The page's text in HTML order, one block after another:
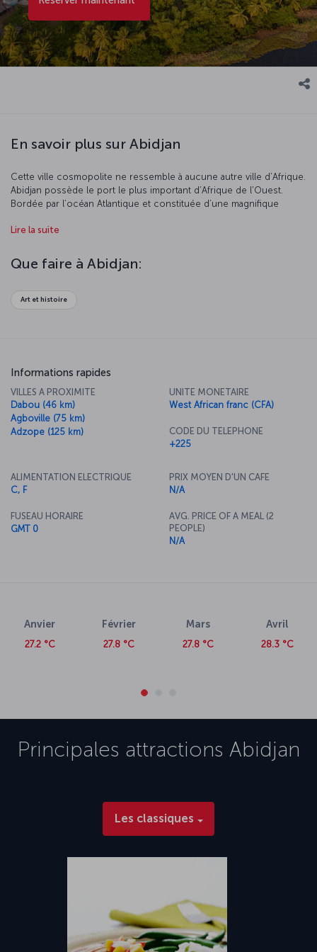
En savoir plus sur Abidjan
Cette ville cosmopolite ne ressemble à aucune autre ville d’Afrique.
Abidjan possède le port le plus important d’Afrique de l’Ouest.
Bordée par l’océan Atlantique et constituée d’une magnifique
grâce à son économie prospère et à ses nombreux centres
Lire la suite
Que faire à Abidjan:
Art et histoire
Informations rapides
VILLES A PROXIMITE
Dabou (46 km)
Agboville (75 km)
Adzope (125 km)
UNITE MONETAIRE
West African franc (CFA)
CODE DU TELEPHONE
+225
ALIMENTATION ELECTRIQUE
C, F
FUSEAU HORAIRE
GMT 0
PRIX MOYEN D'UN CAFE
N/A
AVG. PRICE OF A MEAL (2
PEOPLE)
N/A
Anvier
27.2 °C
Février
27.8 °C
Mars
27.8 °C
Avril
28.3 °C
Principales attractions Abidjan
Les classiques